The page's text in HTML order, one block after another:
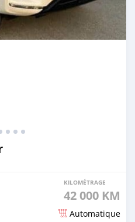
KILOMÉTRAGE
42 000 KM
Automatique